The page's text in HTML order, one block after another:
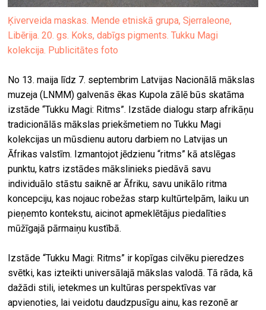
Ķiverveida maskas. Mende etniskā grupa, Sjerraleone,
Libērija. 20. gs. Koks, dabīgs pigments. Tukku Magi
kolekcija. Publicitātes foto
No 13. maija līdz 7. septembrim Latvijas Nacionālā mākslas
muzeja (LNMM) galvenās ēkas Kupola zālē būs skatāma
izstāde “Tukku Magi: Ritms”. Izstāde dialogu starp afrikāņu
tradicionālās mākslas priekšmetiem no Tukku Magi
kolekcijas un mūsdienu autoru darbiem no Latvijas un
Āfrikas valstīm. Izmantojot jēdzienu “ritms” kā atslēgas
punktu, katrs izstādes mākslinieks piedāvā savu
individuālo stāstu saiknē ar Āfriku, savu unikālo ritma
koncepciju, kas nojauc robežas starp kultūrtelpām, laiku un
pieņemto kontekstu, aicinot apmeklētājus piedalīties
mūžīgajā pārmaiņu kustībā.
Izstāde “Tukku Magi: Ritms” ir kopīgas cilvēku pieredzes
svētki, kas izteikti universālajā mākslas valodā. Tā rāda, kā
dažādi stili, ietekmes un kultūras perspektīvas var
apvienoties, lai veidotu daudzpusīgu ainu, kas rezonē ar